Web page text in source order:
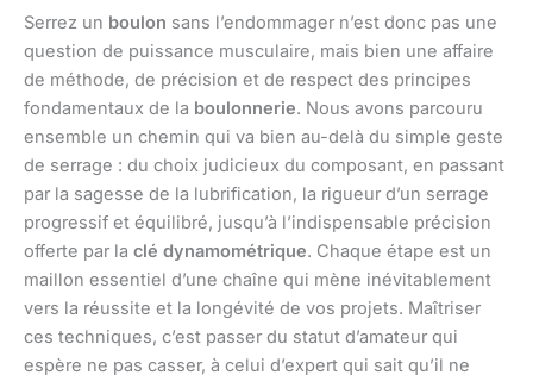
Serrez un boulon sans l’endommager n’est donc pas une
question de puissance musculaire, mais bien une affaire
de méthode, de précision et de respect des principes
fondamentaux de la boulonnerie. Nous avons parcouru
ensemble un chemin qui va bien au-delà du simple geste
de serrage : du choix judicieux du composant, en passant
par la sagesse de la lubrification, la rigueur d’un serrage
progressif et équilibré, jusqu’à l’indispensable précision
offerte par la clé dynamométrique. Chaque étape est un
maillon essentiel d’une chaîne qui mène inévitablement
vers la réussite et la longévité de vos projets. Maîtriser
ces techniques, c’est passer du statut d’amateur qui
espère ne pas casser, à celui d’expert qui sait qu’il ne